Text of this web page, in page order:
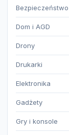
Bezpieczeństwo
Dom i AGD
Drony
Drukarki
Elektronika
Gadżety
Gry i konsole